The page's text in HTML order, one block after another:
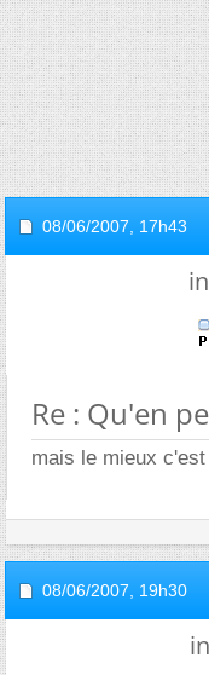
08/06/2007, 17h43
Re : Qu'en
mais le mieux
08/06/2007, 19h30